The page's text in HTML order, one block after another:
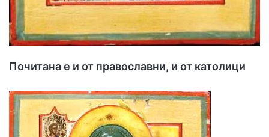
Почитана е и от православни, и от католици